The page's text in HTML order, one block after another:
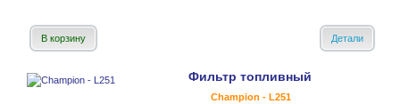
В корзину Детали
Фильтр топливный
Champion - L251